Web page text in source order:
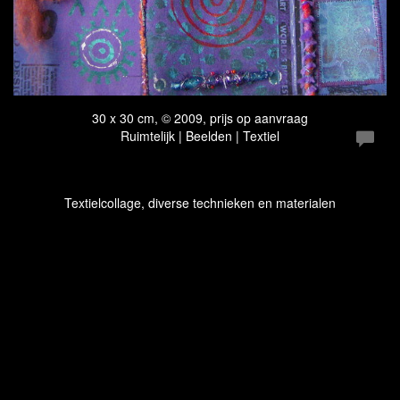
30 x 30 cm, © 2009, prijs op aanvraag
Ruimtelijk | Beelden | Textiel
Textielcollage, diverse technieken en materialen